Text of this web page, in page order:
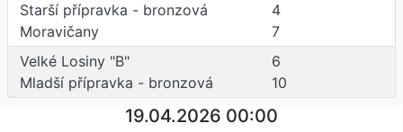
Starší přípravka - bronzová
4
Moravičany
7
Velké Losiny "B"
6
Mladší přípravka - bronzová
10
19.04.2026 00:00